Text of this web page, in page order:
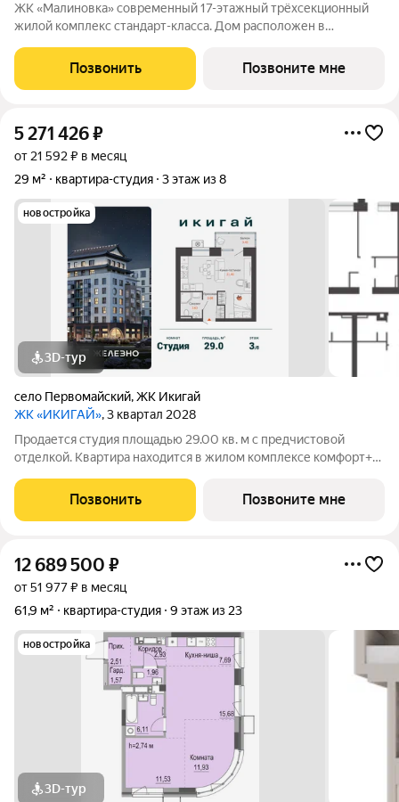
ЖК «Малиновка» современный 17-этажный трёхсекционный
жилой комплекс стандарт-класса. Дом расположен в
А рядом расположен сквер с прудом, где найдётся место для
семейных прогулок и отдыха.
Позвонить Позвоните мне
5 271 426₽
от 21 592 ₽ в месяц
29 м²
квартира-студия 3 этаж из 8
новостройка
3D-тур
село Первомайский,ЖК Икигай
ЖК «ИКИГАЙ», 3 квартал 2028
Продается студия площадью 29.00 кв. м с предчистовой
отделкой. Квартира находится в жилом комплексе комфорт+
это камерный жилой квартал, вдохновленный эстетикой
Японии. Цветочные сады,
Позвонить Позвоните мне
12 689 500 ₽
от 51 977 ₽ в месяц
61,9 м²
квартира-студия 9 этаж из 23
новостройка
3D-тур